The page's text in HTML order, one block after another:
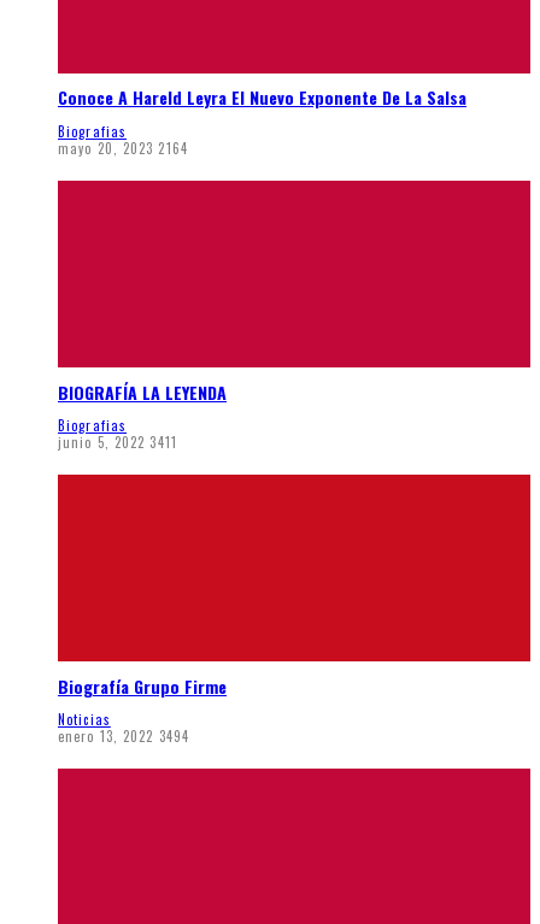
Conoce A Hareld Leyra El Nuevo Exponente De La Salsa
Biografias
mayo 20, 2023 2164
BIOGRAFÍA LA LEYENDA
Biografias
junio 5, 2022 3411
Biografía Grupo Firme
Noticias
enero 13, 2022 3494